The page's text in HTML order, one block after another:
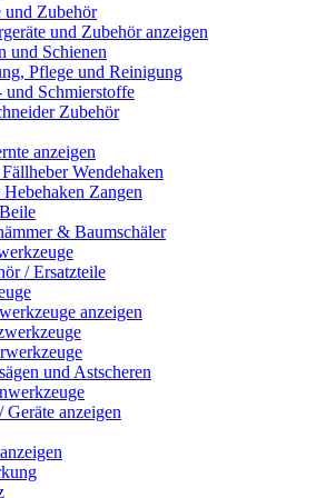
und Zubehör
und Zubehör anzeigen
und Schienen
Pflege und Reinigung
und Schmierstoffe
Zubehör
anzeigen
Wendehaken
Hebehaken Zangen
& Baumschäler
/ Ersatzteile
anzeigen
und Astscheren
Geräte anzeigen